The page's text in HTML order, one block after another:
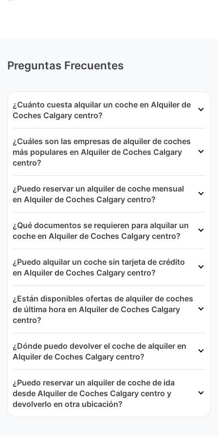
Preguntas Frecuentes
¿Cuánto cuesta alquilar un coche en Alquiler de
Coches Calgary centro?
¿Cuáles son las empresas de alquiler de coches
más populares en Alquiler de Coches Calgary
centro?
¿Puedo reservar un alquiler de coche mensual
en Alquiler de Coches Calgary centro?
¿Qué documentos se requieren para alquilar un
coche en Alquiler de Coches Calgary centro?
¿Puedo alquilar un coche sin tarjeta de crédito
en Alquiler de Coches Calgary centro?
¿Están disponibles ofertas de alquiler de coches
de última hora en Alquiler de Coches Calgary
centro?
¿Dónde puedo devolver el coche de alquiler en
Alquiler de Coches Calgary centro?
¿Puedo reservar un alquiler de coche de ida
desde Alquiler de Coches Calgary centro y
devolverlo en otra ubicación?